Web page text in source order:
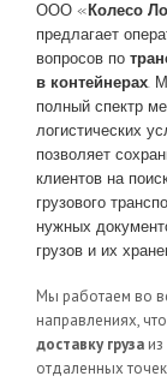
ООО « Колесо
предлагает
вопросов по
в контейнерах.
полный спектр
логистических
позволяет
клиентов на
грузового
нужных
грузов и их
Мы работаем во
направлениях,
доставку груза
отдаленных